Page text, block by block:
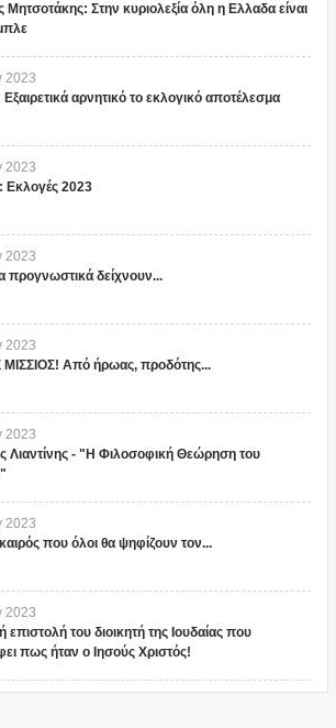
Μητσοτάκης: Στην κυριολεξία όλη η Ελλαδα είναι
2023
αρνητικό το εκλογικό αποτέλεσμα
2023
Εκλογές 2023
2023
προγνωστικά δείχνουν...
2023
Από ήρωας, προδότης...
2023
Λιαντίνης - "Η Φιλοσοφική Θεώρηση του
2023
που όλοι θα ψηφίζουν τον...
2023
επιστολή του διοικητή της Ιουδαίας που
πως ήταν ο Ιησούς Χριστός!